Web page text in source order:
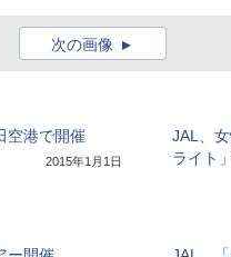
次の画像
空港で開催
2015年1月1日
JAL、
ライト